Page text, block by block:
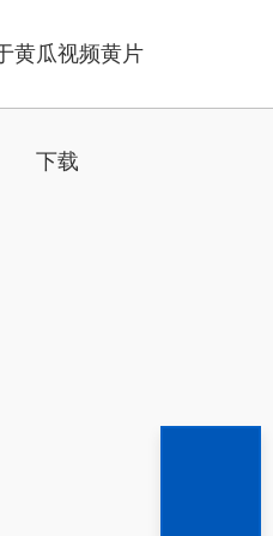
黄瓜视频黄片
下载